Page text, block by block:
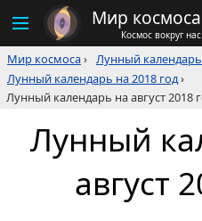
Мир космоса
Космос вокруг нас
Мир космоса› Лунный календарь
Лунный календарь на 2018 год›
Лунный календарь на август 2018
Лунный
август